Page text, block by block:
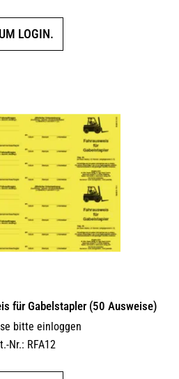
LOGIN.
für Gabelstapler (50 Ausweise)
bitte einloggen
Nr.: RFA12